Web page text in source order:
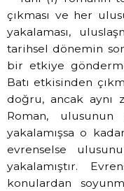
çıkması ve her
yakalaması,
tarihsel dönemin
bir etkiye
Batı etkisinden
doğru, ancak aynı
Roman,
yakalamışsa o
evrenselse
yakalamıştır.
konulardan